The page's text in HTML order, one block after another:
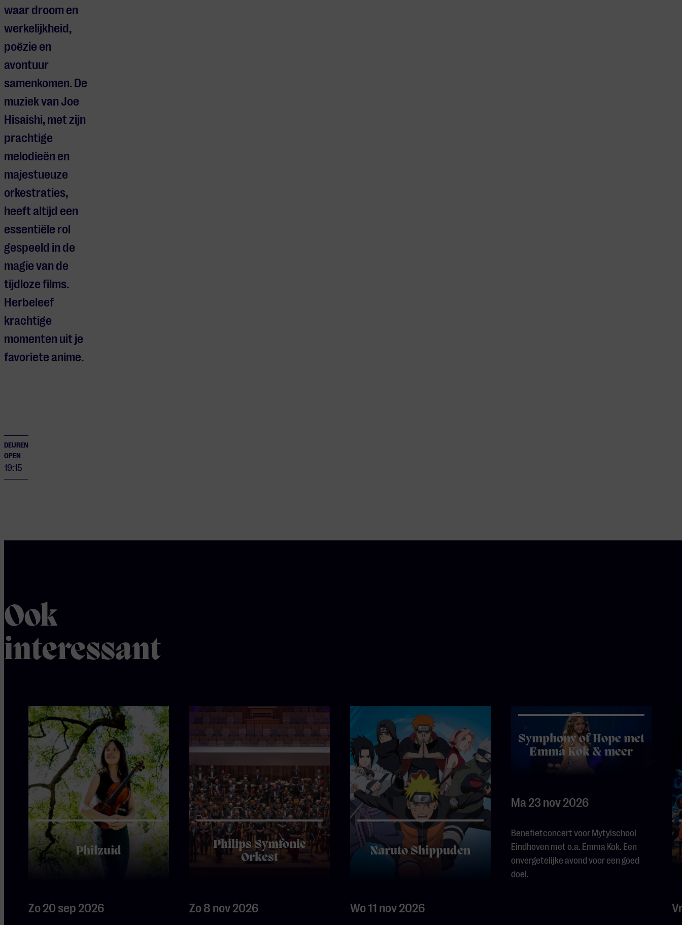
waar droom en
werkelijkheid,
poëzie en
avontuur
samenkomen. De
muziek van Joe
Hisaishi, met zijn
prachtige
melodieën en
majestueuze
orkestraties,
heeft altijd een
essentiële rol
gespeeld in de
magie van de
tijdloze films.
Herbeleef
krachtige
momenten uit je
favoriete anime.
DEUREN
OPEN
19:15
Ook
interessant
Philzuid
Zo 20 sep 2026
Philips Symfonie
Orkest
Zo 8 nov 2026
Naruto Shippuden
Wo 11 nov 2026
Symphony of Hope met
Emma Kok & meer
Ma 23 nov 2026
Benefietconcert voor Mytylschool
Eindhoven met o.a. Emma Kok. Een
onvergetelijke avond voor een goed
doel.